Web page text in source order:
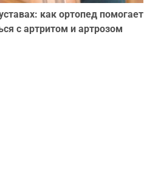
как ортопед помогает
с артритом и артрозом